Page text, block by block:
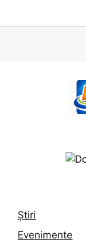
Știri
Evenimente